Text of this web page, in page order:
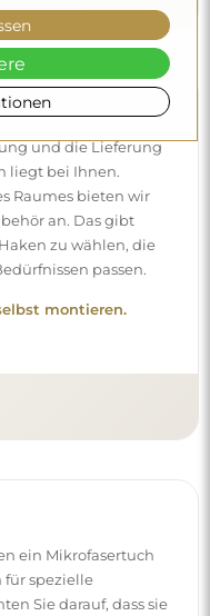
und die Lieferung
liegt bei Ihnen.
Raumes bieten wir
an. Das gibt
zu wählen, die
passen.
montieren.
ein Mikrofasertuch
für spezielle
Sie darauf, dass sie